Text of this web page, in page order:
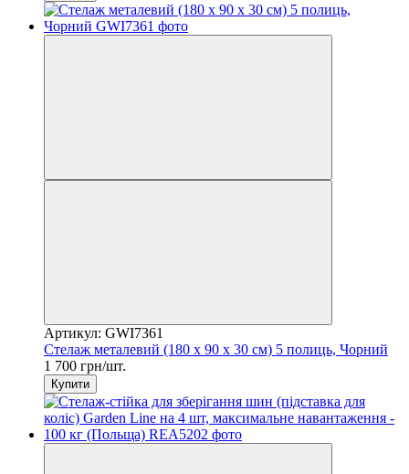
Артикул: GWI7361
Стелаж металевий (180 x 90 x 30 см) 5 полиць, Чорний
1 700 грн/шт.
Купити